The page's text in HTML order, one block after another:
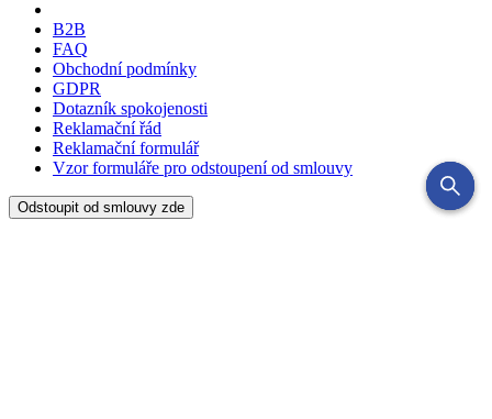
B2B
FAQ
Obchodní podmínky
GDPR
Dotazník spokojenosti
Reklamační řád
Reklamační formulář
Vzor formuláře pro odstoupení od smlouvy
Odstoupit od smlouvy zde